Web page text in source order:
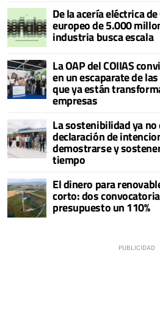
De la acería eléctrica
europeo de 5.000
industria busca escala
La OAP del COIIAS
en un escaparate de
que ya están
empresas
La sostenibilidad ya no
declaración de
demostrarse y
tiempo
El dinero para
corto: dos
presupuesto un 110%